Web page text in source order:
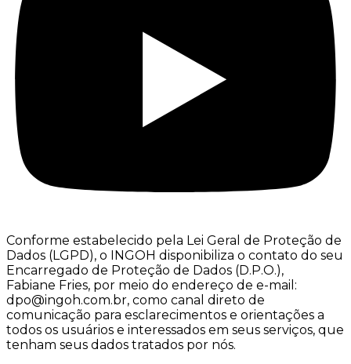
Conforme estabelecido pela Lei Geral de Proteção de
Dados (LGPD), o INGOH disponibiliza o contato do seu
Encarregado de Proteção de Dados (D.P.O.),
Fabiane Fries, por meio do endereço de e-mail:
dpo@ingoh.com.br, como canal direto de
comunicação para esclarecimentos e orientações a
todos os usuários e interessados em seus serviços, que
tenham seus dados tratados por nós.